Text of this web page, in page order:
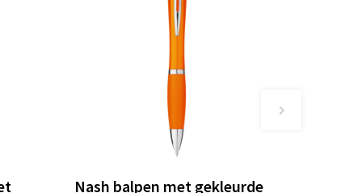
Nash balpen met gekleurde